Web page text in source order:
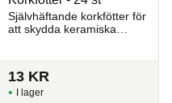
Självhäftande korkfötter för
att skydda keramiska
13 KR
I lager